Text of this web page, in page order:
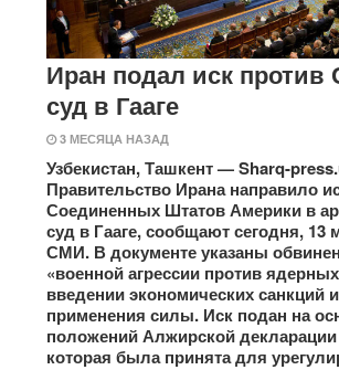
Иран подал иск
суд в Гааге
3 МЕСЯЦА НАЗАД
Узбекистан, Ташкент — Sharq-
Правительство Ирана направило
Соединенных Штатов Америки в
суд в Гааге, сообщают сегодня, 13
СМИ. В документе указаны
«военной агрессии против
введении экономических санкций
применения силы. Иск подан на
положений Алжирской декларации
которая была принята для